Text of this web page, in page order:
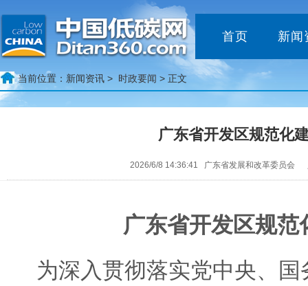
首页 新闻
当前位置： 新闻资讯 > 时政要闻 > 正文
广东省开发区规范化
2026/6/8 14:36:41 广东省发展和改革委员会
广东省开发区规
为深入贯彻落实党中央、